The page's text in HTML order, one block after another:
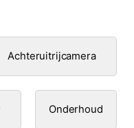
Achteruitrijcamera
Onderhoud